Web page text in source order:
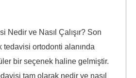
Nedir ve Nasıl Çalışır? Son
tedavisi ortodonti alanında
bir seçenek haline gelmiştir.
tam olarak nedir ve nasıl